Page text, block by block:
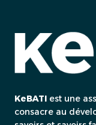
KeBATI est une
consacre au